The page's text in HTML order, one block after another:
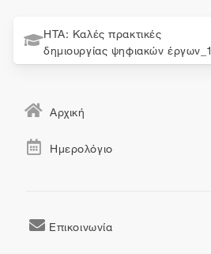
HTA: Καλές πρακτικές
δημιουργίας ψηφιακών έργων_1
Αρχική
Ημερολόγιο
Επικοινωνία